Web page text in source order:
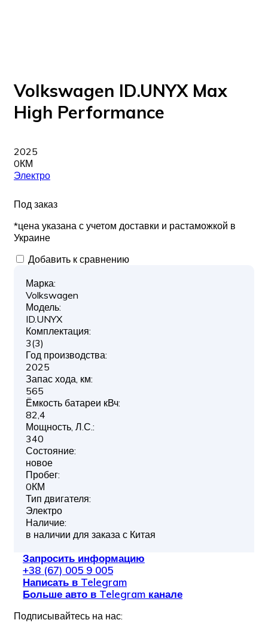
Volkswagen ID.UNYX Max
High Performance
2025
0КМ
Электро
Под заказ
*цена указана с учетом доставки и растаможкой в
Украине
Добавить к сравнению
Марка:
Volkswagen
Модель:
ID.UNYX
Комплектация:
3(3)
Год производства:
2025
Запас хода, км:
565
Ёмкость батареи кВч:
82,4
Мощность, Л.С.:
340
Состояние:
новое
Пробег:
0КМ
Тип двигателя:
Электро
Наличие:
в наличии для заказа с Китая
Запросить информацию
+38 (67) 005 9 005
Написать в Telegram
Больше авто в Telegram канале
Подписывайтесь на нас: